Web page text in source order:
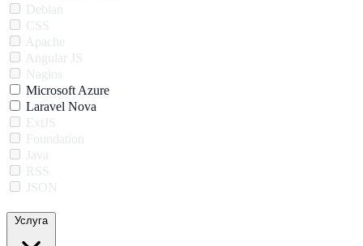
Debian
CSS
Apache
Angular JS
Nagios
Microsoft Azure
Laravel Nova
ExtJS
Foundation
Java
RSS
JSON
Услуга